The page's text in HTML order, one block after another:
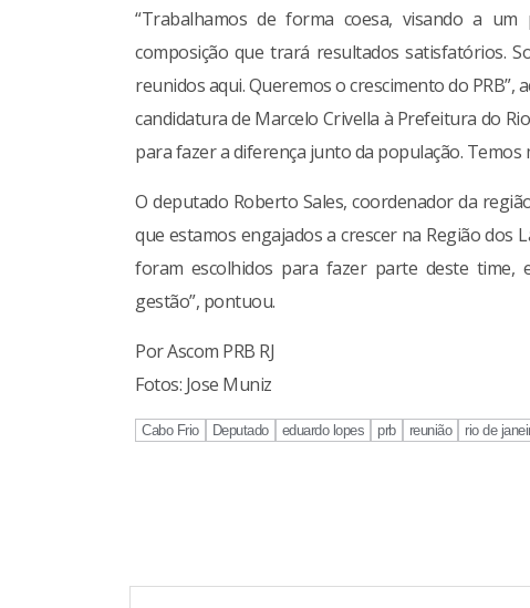
“Trabalhamos de forma coesa, visando a
composição que trará resultados satisfatórios.
reunidos aqui. Queremos o crescimento do
candidatura de Marcelo Crivella à Prefeitura do
para fazer a diferença junto da população.
O deputado Roberto Sales, coordenador da
que estamos engajados a crescer na Região dos
foram escolhidos para fazer parte deste
gestão”, pontuou.
Por Ascom PRB RJ
Fotos: Jose Muniz
Cabo Frio Deputado eduardo lopes prb reunião rio de